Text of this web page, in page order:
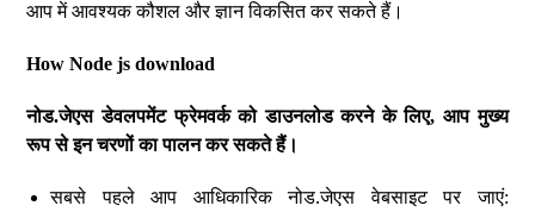
आप में आवश्यक कौशल और ज्ञान विकसित कर सकते हैं।
How Node js download
नोड.जेएस डेवलपमेंट फ्रेमवर्क को डाउनलोड करने के लिए,आप मुख्य
रूप से इन चरणों का पालन कर सकते हैं।
सबसे पहले आप आधिकारिक नोड.जेएस वेबसाइट पर जाएं: